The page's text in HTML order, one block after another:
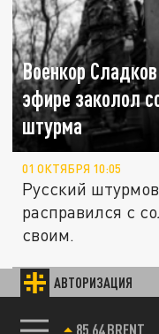
АВТОРИЗАЦИЯ
85.64 BRENT
Военкор
эфире заколол
штурма
01 ОКТЯБРЯ 10:05
Русский
расправился с
своим.
СВО